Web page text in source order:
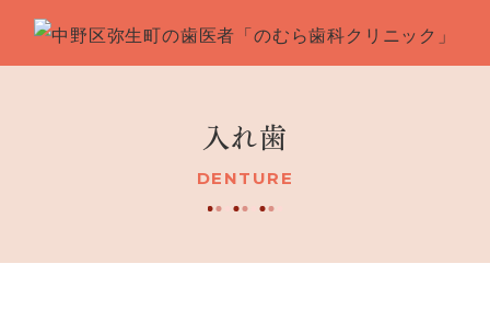
入れ歯
DENTURE